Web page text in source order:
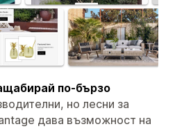
по-бързо
но лесни за
дава възможност на